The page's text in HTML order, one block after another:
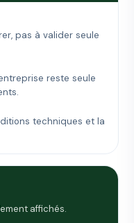
pas à valider seule
reste seule
techniques et la
affichés.